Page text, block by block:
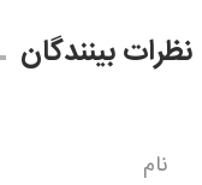
نظرات بینندگان
نام